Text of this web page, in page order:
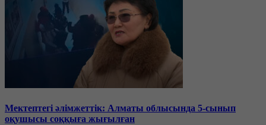
Мектептегі әлімжеттік: Алматы облысында 5-сынып
оқушысы соққыға жығылған